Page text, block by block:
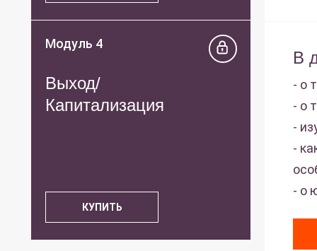
Модуль 4
Выход/
Капитализация
КУПИТЬ
В
- о
- о
-
-
- о